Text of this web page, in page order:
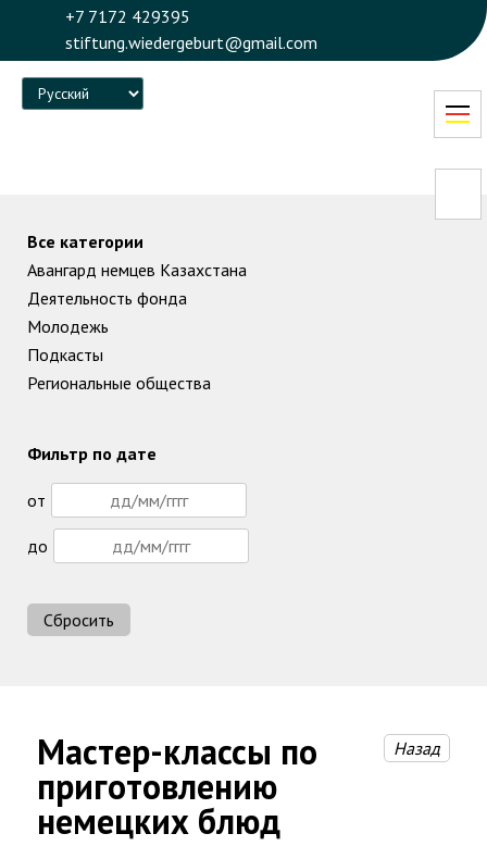
+7 7172 429395
stiftung.wiedergeburt@gmail.com
Language
Мастер-классы по
приготовлению
немецких блюд
Назад
Все категории
Авангард немцев Казахстана
Деятельность фонда
Молодежь
Подкасты
Региональные общества
Фильтр по дате
от
до
Сбросить